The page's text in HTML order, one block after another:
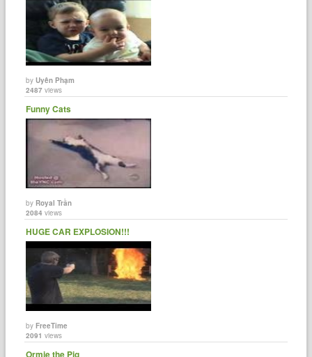
byUyên Phạm
2487 views
Funny Cats
by Royal Trần
2084 views
HUGE CAR EXPLOSION!!!
byFreeTime
2091 views
Ormie the Pig